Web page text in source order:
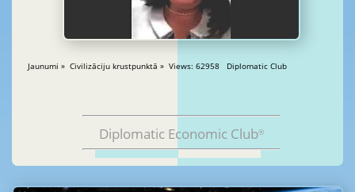
Jaunumi » Civilizāciju krustpunktā » Views: 62958 Diplomatic Club
Diplomatic Economic Club®